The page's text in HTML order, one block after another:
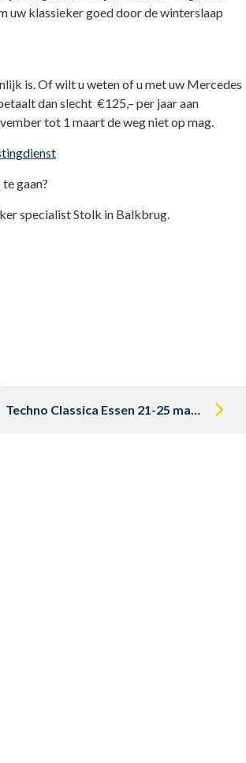
uw klassieker goed door de winterslaap
is. Of wilt u weten of u met uw Mercedes
dan slecht €125,– per jaar aan
tot 1 maart de weg niet op mag.
gaan?
specialist Stolk in Balkbrug.
Techno Classica Essen 21-25 maart 2018